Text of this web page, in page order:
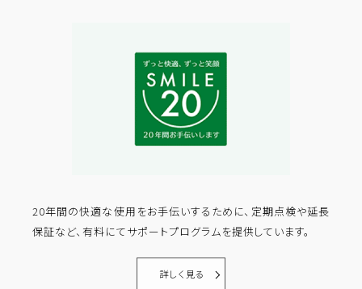
20年間の快適な使用をお手伝いするために、定期点検や延長
保証など、有料にてサポートプログラムを提供しています。
詳しく見る